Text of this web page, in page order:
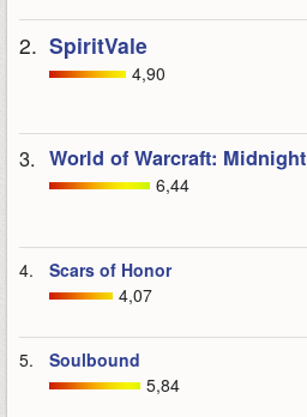
2. SpiritVale
4,90
3. World of Warcraft: Midnight
6,44
4.
Scars of Honor
4,07
5.
Soulbound
5,84